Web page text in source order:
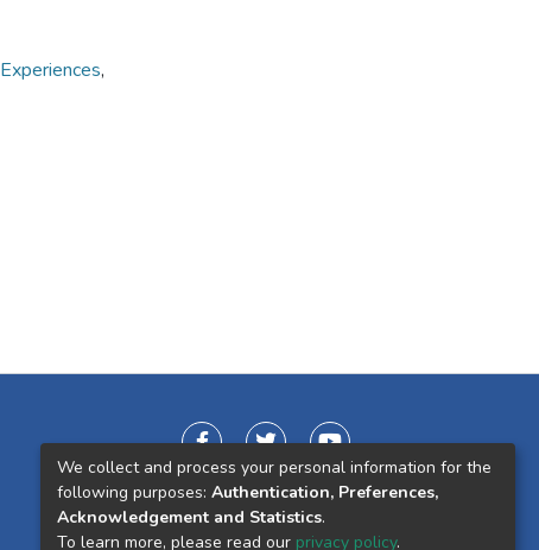
Experiences,
We collect and process your personal information for the
following purposes: Authentication, Preferences,
Acknowledgement and Statistics.
To learn more, please read our privacy policy.